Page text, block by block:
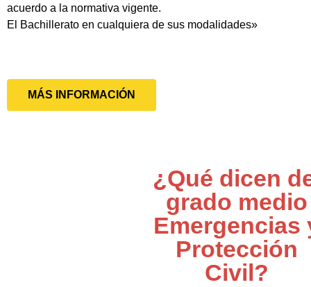
acuerdo a la normativa vigente.
El Bachillerato en cualquiera de sus modalidades»
MÁS INFORMACIÓN
¿Qué dicen
grado medio
Emergencias
Protección
Civil?